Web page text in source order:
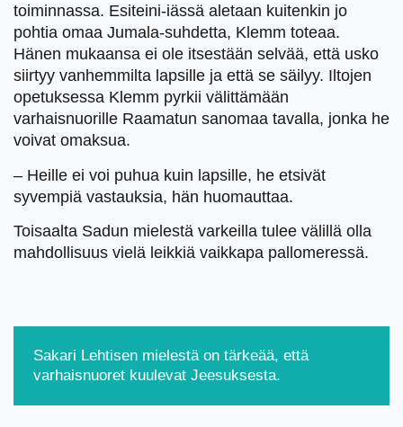
toiminnassa. Esiteini-iässä aletaan kuitenkin jo
pohtia omaa Jumala-suhdetta, Klemm toteaa.
Hänen mukaansa ei ole itsestään selvää, että usko
siirtyy vanhemmilta lapsille ja että se säilyy. Iltojen
opetuksessa Klemm pyrkii välittämään
varhaisnuorille Raamatun sanomaa tavalla, jonka he
voivat omaksua.
– Heille ei voi puhua kuin lapsille, he etsivät
syvempiä vastauksia, hän huomauttaa.
Toisaalta Sadun mielestä varkeilla tulee välillä olla
mahdollisuus vielä leikkiä vaikkapa pallomeressä.
Sakari Lehtisen mielestä on tärkeää, että
varhaisnuoret kuulevat Jeesuksesta.